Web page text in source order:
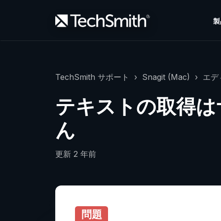
TechSmith サポート Snagit (Mac) エデ
テキストの取得
ん
更新 2 年前
問題